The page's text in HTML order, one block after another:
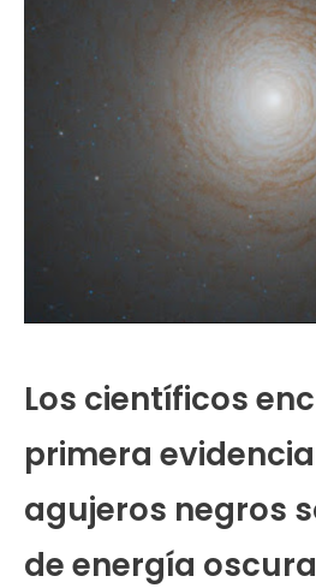
Los científicos
primera
agujeros negros
de energía